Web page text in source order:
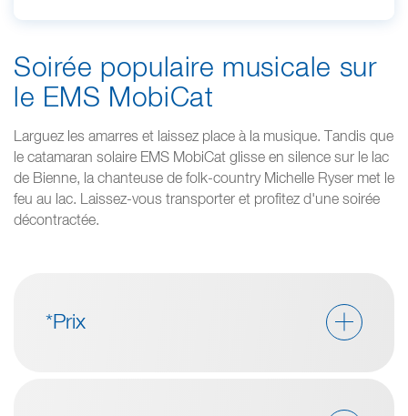
Soirée populaire musicale sur
le EMS MobiCat
Larguez les amarres et laissez place à la musique. Tandis que
le catamaran solaire EMS MobiCat glisse en silence sur le lac
de Bienne, la chanteuse de folk-country Michelle Ryser met le
feu au lac. Laissez-vous transporter et profitez d'une soirée
décontractée.
*Prix